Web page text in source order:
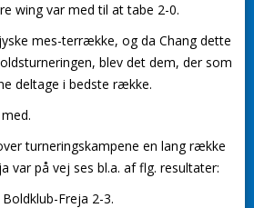
wing var med til at tabe 2-0.
mes-terrække, og da Chang dette
blev det dem, der som
deltage i bedste række.
turneringskampene en lang række
var på vej ses bl.a. af flg. resultater:
Freja 2-3.